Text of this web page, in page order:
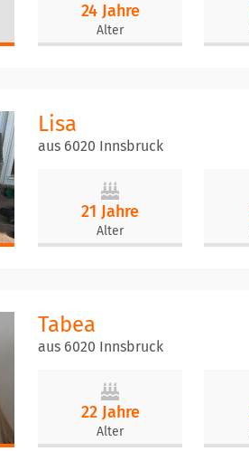
24 Jahre
Alter
Lisa
aus 6020 Innsbruck
21 Jahre
Alter
Tabea
aus 6020 Innsbruck
22 Jahre
Alter